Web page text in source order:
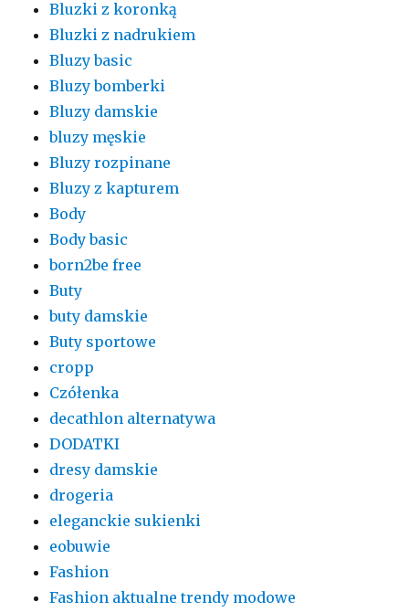
Bluzki z koronką
Bluzki z nadrukiem
Bluzy basic
Bluzy bomberki
Bluzy damskie
bluzy męskie
Bluzy rozpinane
Bluzy z kapturem
Body
Body basic
born2be free
Buty
buty damskie
Buty sportowe
cropp
Czółenka
decathlon alternatywa
DODATKI
dresy damskie
drogeria
eleganckie sukienki
eobuwie
Fashion
Fashion aktualne trendy modowe